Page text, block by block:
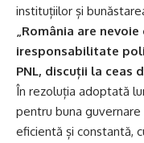
instituțiilor și
„România are
iresponsabilitate
PNL, discuții la ceas
În rezoluția adoptată
pentru buna
eficientă și constantă,